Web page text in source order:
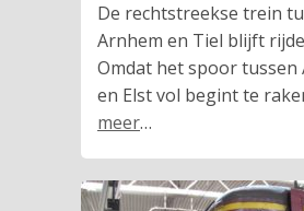
De rechtstreekse trein
Arnhem en Tiel blijft
Omdat het spoor tussen
en Elst vol begint te
meer…